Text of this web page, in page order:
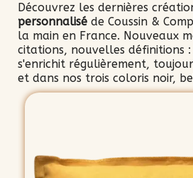
Découvrez les dernières
personnalisé de Coussin &
la main en France. Nouveaux
citations, nouvelles définitions
s'enrichit régulièrement,
et dans nos trois coloris noir,